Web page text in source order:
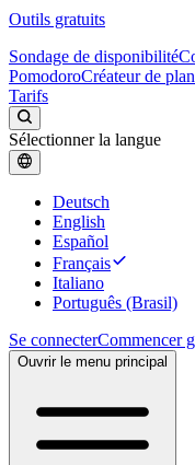
Outils gratuits
Sondage de disponibilité
PomodoroCréateur de
Tarifs
Sélectionner la langue
Deutsch
English
Español
Français
Italiano
Português (Brasil)
Se connecterCommencer
Ouvrir le menu principal